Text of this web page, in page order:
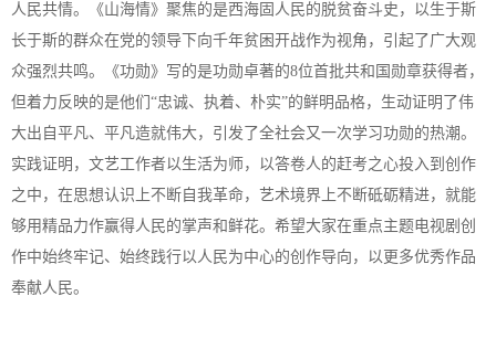
人民共情。《山海情》聚焦的是西海固人民的脱贫奋斗史，以生于斯
长于斯的群众在党的领导下向千年贫困开战作为视角，引起了广大观
众强烈共鸣。《功勋》写的是功勋卓著的8位首批共和国勋章获得者，
但着力反映的是他们“忠诚、执着、朴实”的鲜明品格，生动证明了伟
大出自平凡、平凡造就伟大，引发了全社会又一次学习功勋的热潮。
实践证明，文艺工作者以生活为师，以答卷人的赶考之心投入到创作
之中，在思想认识上不断自我革命，艺术境界上不断砥砺精进，就能
够用精品力作赢得人民的掌声和鲜花。希望大家在重点主题电视剧创
作中始终牢记、始终践行以人民为中心的创作导向，以更多优秀作品
奉献人民。